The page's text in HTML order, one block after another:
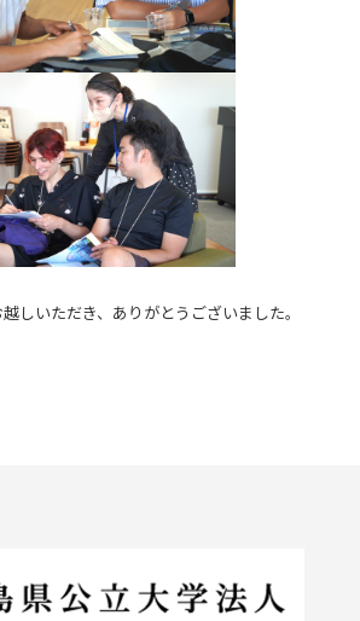
しいただき、ありがとうございました。